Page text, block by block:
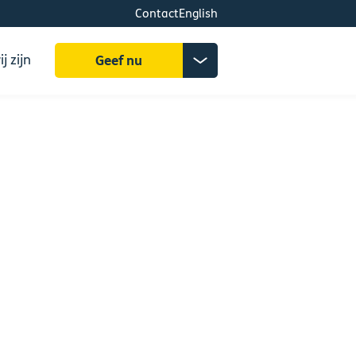
ContactEnglish
zijn Geef nu
Donatiemenu
uitklappen